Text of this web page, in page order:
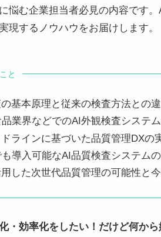
悩む企業担当者必見の内容です
現するノウハウをお届けします。
と
基本原理と従来の検査方法との
業界などでのAI外観検査システ
ラインに基づいた品質管理DXの
導入可能なAI品質検査システム
した次世代品質管理の可能性と
・効率化をしたい！だけど何か